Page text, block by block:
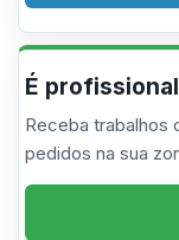
É
Receba trabalhos
pedidos na sua